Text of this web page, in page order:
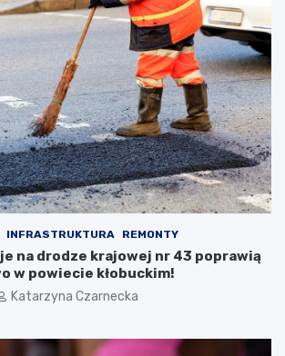
INFRASTRUKTURA REMONTY
na drodze krajowej nr 43 poprawią
w powiecie kłobuckim!
Katarzyna Czarnecka